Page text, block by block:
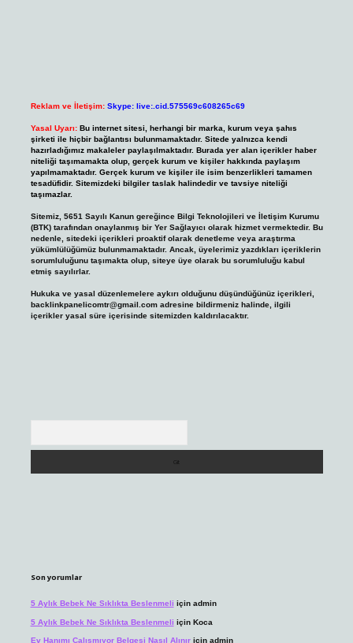
Reklam ve İletişim: Skype: live:.cid.575569c608265c69
Yasal Uyarı: Bu internet sitesi, herhangi bir marka, kurum veya şahıs
şirketi ile hiçbir bağlantısı bulunmamaktadır. Sitede yalnızca kendi
hazırladığımız makaleler paylaşılmaktadır. Burada yer alan içerikler haber
niteliği taşımamakta olup, gerçek kurum ve kişiler hakkında paylaşım
yapılmamaktadır. Gerçek kurum ve kişiler ile isim benzerlikleri tamamen
tesadüfidir. Sitemizdeki bilgiler taslak halindedir ve tavsiye niteliği
taşımazlar.
Sitemiz, 5651 Sayılı Kanun gereğince Bilgi Teknolojileri ve İletişim Kurumu
(BTK) tarafından onaylanmış bir Yer Sağlayıcı olarak hizmet vermektedir. Bu
nedenle, sitedeki içerikleri proaktif olarak denetleme veya araştırma
yükümlülüğümüz bulunmamaktadır. Ancak, üyelerimiz yazdıkları içeriklerin
sorumluluğunu taşımakta olup, siteye üye olarak bu sorumluluğu kabul
etmiş sayılırlar.
Hukuka ve yasal düzenlemelere aykırı olduğunu düşündüğünüz içerikleri,
backlinkpanelicomtr@gmail.comadresine bildirmeniz halinde, ilgili
içerikler yasal süre içerisinde sitemizden kaldırılacaktır.
Son yorumlar
5 Aylık Bebek Ne Sıklıkta Beslenmeli için admin
5 Aylık Bebek Ne Sıklıkta Beslenmeli için Koca
Ev Hanımı Çalışmıyor Belgesi Nasıl Alınıriçin admin